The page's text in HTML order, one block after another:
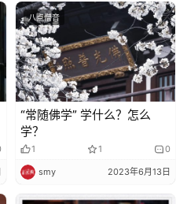
八点僧音
“常随佛学” 学什么？怎么
学？
1 1 0
smy 2023年6月13日